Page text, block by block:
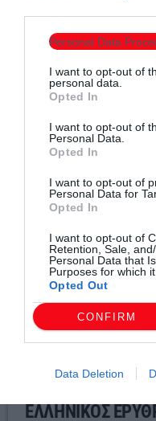
Personal Data
I want to opt-out of
personal data.
Opted In
I want to opt-out of
Personal Data.
Opted In
I want to opt-out of
Personal Data for
Opted In
I want to opt-out of
Retention, Sale,
Personal Data that
Purposes for which
Opted Out
CONFIRM
Data Deletion
Σχετικά άρθρα
ΕΛΛΗΝΙΚΟΣ